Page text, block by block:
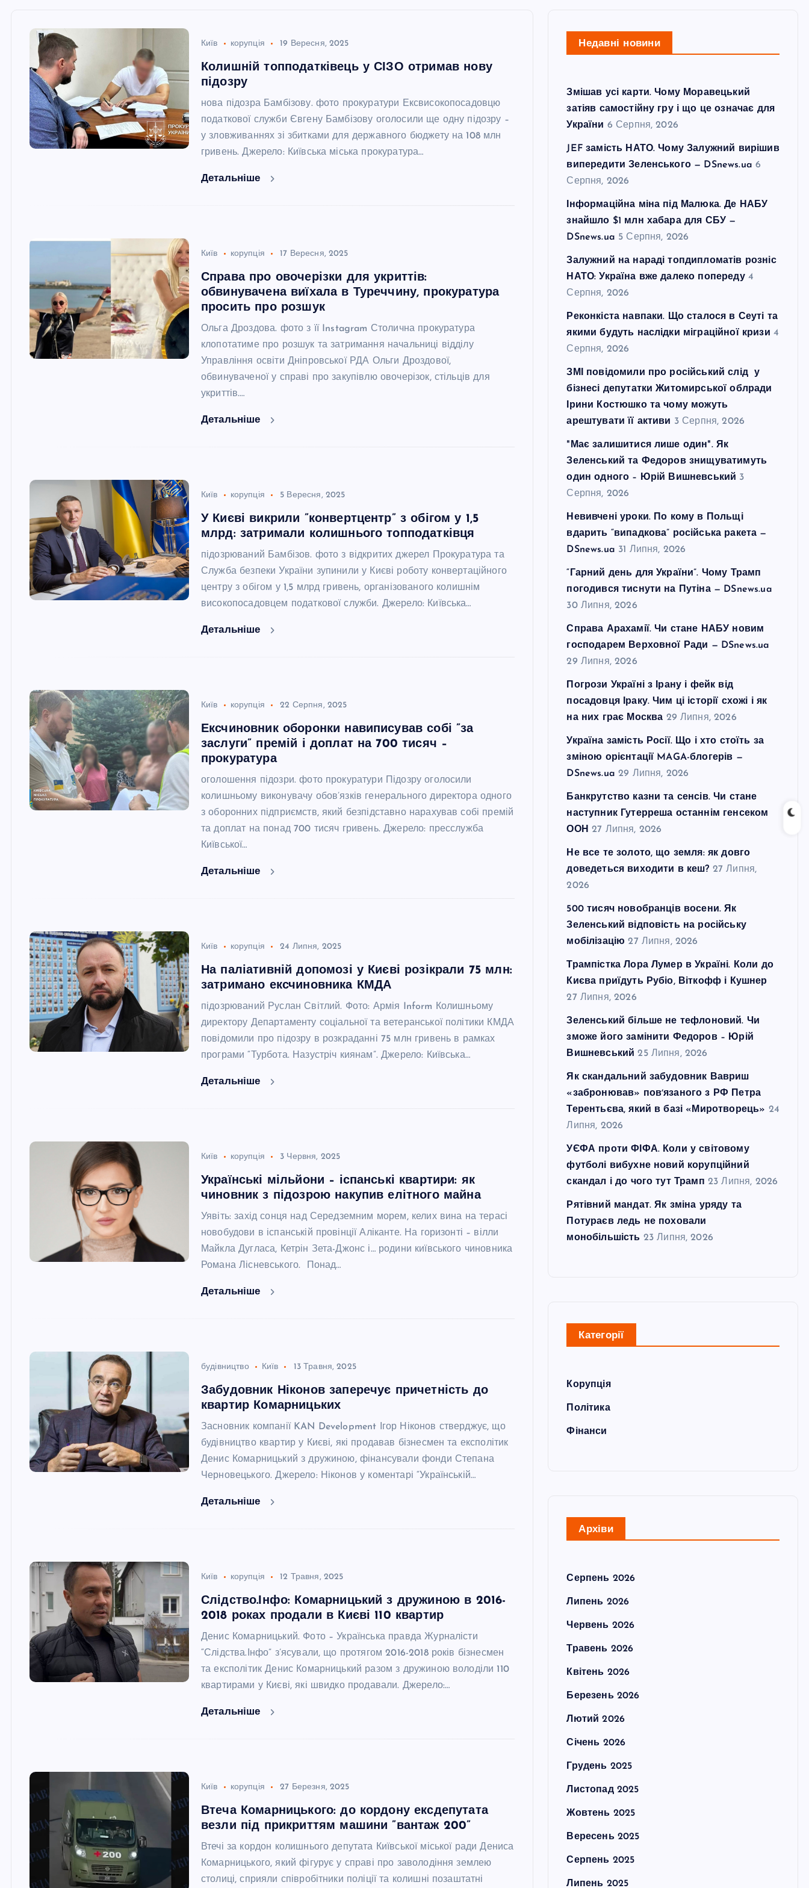
Київ корупція 19 Вересня, 2025
Колишній топподатківець у СІЗО отримав нову
підозру
нова підозра Бамбізову. фото прокуратури Ексвисокопосадовцю
податкової служби Євгену Бамбізову оголосили ще одну підозру –
у зловживаннях зі збитками для державного бюджету на 108 млн
гривень. Джерело: Київська міська прокуратура…
Детальніше
Київ корупція 17 Вересня, 2025
Справа про овочерізки для укриттів:
обвинувачена виїхала в Туреччину, прокуратура
просить про розшук
Ольга Дроздова. фото з її Instagram Столична прокуратура
клопотатиме про розшук та затримання начальниці відділу
Управління освіти Дніпровської РДА Ольги Дроздової,
обвинуваченої у справі про закупівлю овочерізок, стільців для
укриттів.…
Детальніше
Київ корупція 5 Вересня, 2025
У Києві викрили ”конвертцентр” з обігом у 1,5
млрд: затримали колишнього топподатківця
підозрюваний Бамбізов. фото з відкритих джерел Прокуратура та
Служба безпеки України зупинили у Києві роботу конвертаційного
центру з обігом у 1,5 млрд гривень, організованого колишнім
високопосадовцем податкової служби. Джерело: Київська…
Детальніше
Київ корупція 22 Серпня, 2025
Ексчиновник оборонки навиписував собі ”за
заслуги” премій і доплат на 700 тисяч –
прокуратура
оголошення підозри. фото прокуратури Підозру оголосили
колишньому виконувачу обов’язків генерального директора одного
з оборонних підприємств, який безпідставно нарахував собі премій
та доплат на понад 700 тисяч гривень. Джерело: пресслужба
Київської…
Детальніше
Київ корупція 24 Липня, 2025
На паліативній допомозі у Києві розікрали 75 млн:
затримано ексчиновника КМДА
підозрюваний Руслан Світлий. Фото: Армія Inform Колишньому
директору Департаменту соціальної та ветеранської політики КМДА
повідомили про підозру в розкраданні 75 млн гривень в рамках
програми “Турбота. Назустріч киянам”. Джерело: Київська…
Детальніше
Київ корупція 3 Червня, 2025
Українські мільйони – іспанські квартири: як
чиновник з підозрою накупив елітного майна
Уявіть: захід сонця над Середземним морем, келих вина на терасі
новобудови в іспанській провінції Аліканте. На горизонті – вілли
Майкла Дугласа, Кетрін Зета-Джонс і… родини київського чиновника
Романа Лісневського. Понад…
Детальніше
будівництво Київ 13 Травня, 2025
Забудовник Ніконов заперечує причетність до
квартир Комарницьких
Засновник компанії KAN Development Ігор Ніконов стверджує, що
будівництво квартир у Києві, які продавав бізнесмен та експолітик
Денис Комарницький з дружиною, фінансували фонди Степана
Черновецького. Джерело: Ніконов у коментарі “Українській…
Детальніше
Київ корупція 12 Травня, 2025
Слідство.Інфо: Комарницький з дружиною в 2016-
2018 роках продали в Києві 110 квартир
Денис Комарницький. Фото – Українська правда Журналісти
“Слідства.Інфо” з’ясували, що протягом 2016-2018 років бізнесмен
та експолітик Денис Комарницький разом з дружиною володіли 110
квартирами у Києві, які швидко продавали. Джерело:…
Детальніше
Київ корупція 27 Березня, 2025
Втеча Комарницького: до кордону ексдепутата
везли під прикриттям машини ”вантаж 200”
Втечі за кордон колишнього депутата Київської міської ради Дениса
Комарницького, який фігурує у справі про заволодіння землею
столиці, сприяли співробітники поліції та колишні позаштатні
Недавні новини
Змішав усі карти. Чому Моравецький
затіяв самостійну гру і що це означає для
України 6 Серпня, 2026
JEF замість НАТО. Чому Залужний вирішив
випередити Зеленського — DSnews.ua 6
Серпня, 2026
Інформаційна міна під Малюка. Де НАБУ
знайшло $1 млн хабара для СБУ —
DSnews.ua 5 Серпня, 2026
Залужний на нараді топдипломатів розніс
НАТО: Україна вже далеко попереду 4
Серпня, 2026
Реконкіста навпаки. Що сталося в Сеуті та
якими будуть наслідки міграційної кризи 4
Серпня, 2026
ЗМІ повідомили про російський слід у
бізнесі депутатки Житомирської облради
Ірини Костюшко та чому можуть
арештувати її активи 3 Серпня, 2026
"Має залишитися лише один". Як
Зеленський та Федоров знищуватимуть
один одного – Юрій Вишневський 3
Серпня, 2026
Невивчені уроки. По кому в Польщі
вдарить “випадкова” російська ракета —
DSnews.ua 31 Липня, 2026
“Гарний день для України”. Чому Трамп
погодився тиснути на Путіна — DSnews.ua
30 Липня, 2026
Справа Арахамії. Чи стане НАБУ новим
господарем Верховної Ради — DSnews.ua
29 Липня, 2026
Погрози Україні з Ірану і фейк від
посадовця Іраку. Чим ці історії схожі і як
на них грає Москва 29 Липня, 2026
Україна замість Росії. Що і хто стоїть за
зміною орієнтації MAGA-блогерів —
DSnews.ua 29 Липня, 2026
Банкрутство казни та сенсів. Чи стане
наступник Гутерреша останнім генсеком
ООН 27 Липня, 2026
Не все те золото, що земля: як довго
доведеться виходити в кеш? 27 Липня,
2026
500 тисяч новобранців восени. Як
Зеленський відповість на російську
мобілізацію 27 Липня, 2026
Трампістка Лора Лумер в Україні. Коли до
Києва приїдуть Рубіо, Віткофф і Кушнер
27 Липня, 2026
Зеленський більше не тефлоновий. Чи
зможе його замінити Федоров – Юрій
Вишневський 25 Липня, 2026
Як скандальний забудовник Вавриш
«забронював» повʼязаного з РФ Петра
Терентьєва, який в базі «Миротворець» 24
Липня, 2026
УЄФА проти ФІФА. Коли у світовому
футболі вибухне новий корупційний
скандал і до чого тут Трамп 23 Липня, 2026
Рятівний мандат. Як зміна уряду та
Потураєв ледь не поховали
монобільшість 23 Липня, 2026
Категорії
Корупція
Політика
Фінанси
Архіви
Серпень 2026
Липень 2026
Червень 2026
Травень 2026
Квітень 2026
Березень 2026
Лютий 2026
Січень 2026
Грудень 2025
Листопад 2025
Жовтень 2025
Вересень 2025
Серпень 2025
Липень 2025